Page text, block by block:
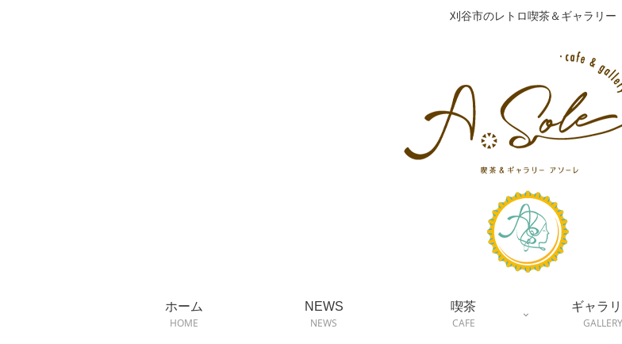
刈谷市のレトロ喫茶＆ギャラリー
ホーム
HOME
NEWS
NEWS
喫茶
CAFE
ギャラ
GALLERY